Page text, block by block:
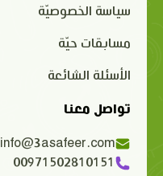
سياسة الخصوصيّة
مسابقات حيّة
الأسئلة الشائعة
تواصل معنا
info@3asafeer.com
00971502810151